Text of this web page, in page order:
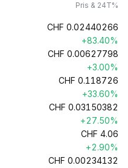
Pris & 24T%
CHF 0.02440266
+83.40%
CHF 0.00627798
+3.00%
CHF 0.118726
+33.60%
CHF 0.03150382
+27.50%
CHF 4.06
+2.90%
CHF 0.00234132